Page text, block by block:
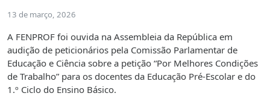
13 de março, 2026
A FENPROF foi ouvida na Assembleia da República em
audição de peticionários pela Comissão Parlamentar de
Educação e Ciência sobre a petição “Por Melhores Condições
de Trabalho” para os docentes da Educação Pré-Escolar e do
1.º Ciclo do Ensino Básico.